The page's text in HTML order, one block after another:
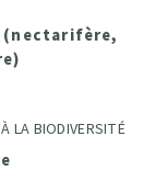
LA BIODIVERSITÉ